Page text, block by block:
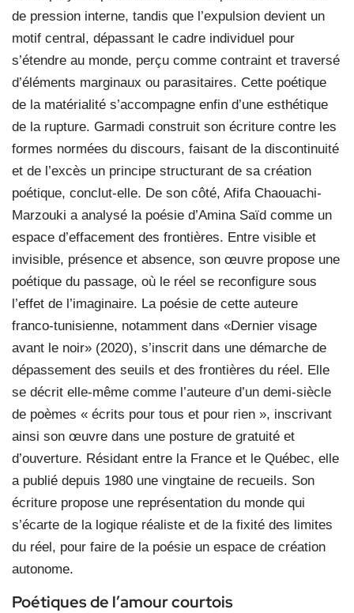
de pression interne, tandis que l’expulsion devient un
motif central, dépassant le cadre individuel pour
s’étendre au monde, perçu comme contraint et traversé
d’éléments marginaux ou parasitaires. Cette poétique
de la matérialité s’accompagne enfin d’une esthétique
de la rupture. Garmadi construit son écriture contre les
formes normées du discours, faisant de la discontinuité
et de l’excès un principe structurant de sa création
poétique, conclut-elle. De son côté, Afifa Chaouachi-
Marzouki a analysé la poésie d’Amina Saïd comme un
espace d’effacement des frontières. Entre visible et
invisible, présence et absence, son œuvre propose une
poétique du passage, où le réel se reconfigure sous
l’effet de l’imaginaire. La poésie de cette auteure
franco-tunisienne, notamment dans «Dernier visage
avant le noir» (2020), s’inscrit dans une démarche de
dépassement des seuils et des frontières du réel. Elle
se décrit elle-même comme l’auteure d’un demi-siècle
de poèmes « écrits pour tous et pour rien », inscrivant
ainsi son œuvre dans une posture de gratuité et
d’ouverture. Résidant entre la France et le Québec, elle
a publié depuis 1980 une vingtaine de recueils. Son
écriture propose une représentation du monde qui
s’écarte de la logique réaliste et de la fixité des limites
du réel, pour faire de la poésie un espace de création
autonome.
Poétiques de l’amour courtois